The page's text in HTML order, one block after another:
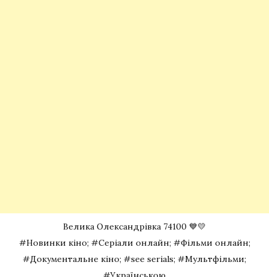
Велика Олександрівка 74100 💙💛
#Новинки кіно; #Серіали онлайн; #Фільми онлайн;
#Документальне кіно; #see serials; #Мультфільми;